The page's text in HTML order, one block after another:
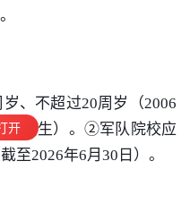
、不超过20周岁（2006
间出生）。②军队院校应
至2026年6月30日）。
开